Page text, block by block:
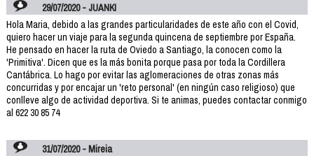
29/07/2020 - JUANKI
Hola Maria, debido a las grandes particularidades de este año con el Covid,
quiero hacer un viaje para la segunda quincena de septiembre por España.
He pensado en hacer la ruta de Oviedo a Santiago, la conocen como la
'Primitiva'. Dicen que es la más bonita porque pasa por toda la Cordillera
Cantábrica. Lo hago por evitar las aglomeraciones de otras zonas más
concurridas y por encajar un 'reto personal' (en ningún caso religioso) que
conlleve algo de actividad deportiva. Si te animas, puedes contactar conmigo
al 622 30 85 74
31/07/2020 - Mireia